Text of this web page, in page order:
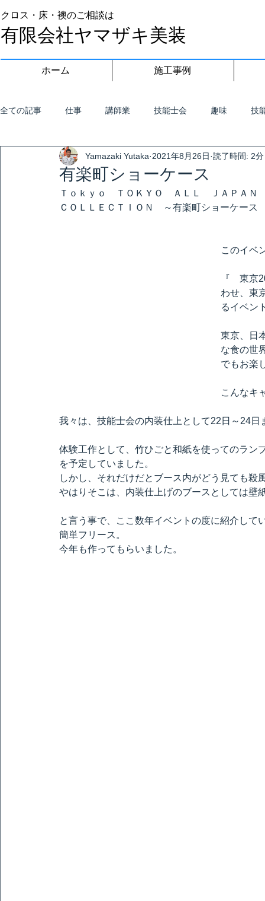
クロス・床・襖のご相談は
有限会社ヤマザキ美装
ホーム 施工事例
全ての記事 仕事 講師業 技能士会 趣味 技
有楽町ショーケース
Yamazaki Yutaka 2021年8月26日 読了時間: 2分
Ｔｏｋｙｏ　ＴＯＫＹＯ　ＡＬＬ　ＪＡＰＡＮ
ＣＯＬＬＥＣＴＩＯＮ　～有楽町ショーケース
このイベ
『　東
わせ、東
るイベン
東京、日
な食の世
でもお楽
こんなキ
我々は、技能士会の内装仕上として22日～24
体験工作として、竹ひごと和紙を使ってのラン
を予定していました。
しかし、それだけだとブース内がどう見ても殺
やはりそこは、内装仕上げのブースとしては壁
と言う事で、ここ数年イベントの度に紹介して
簡単フリース。
今年も作ってもらいました。